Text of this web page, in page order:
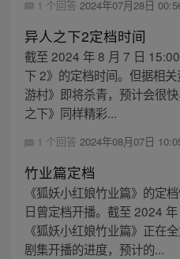
1 个回答 2024年07月28日
异人之下2定档时间
截至 2024 年 8 月 7 日
下 2》的定档时间。但据相
游村》即将杀青，预计会很
之下》同样精彩...
1 个回答 2024年08月07日
竹业篇定档
《狐妖小红娘竹业篇》的定
日曾定档开播。截至 2024
《狐妖小红娘竹业篇》正在
剧集开播的进度，预计的...